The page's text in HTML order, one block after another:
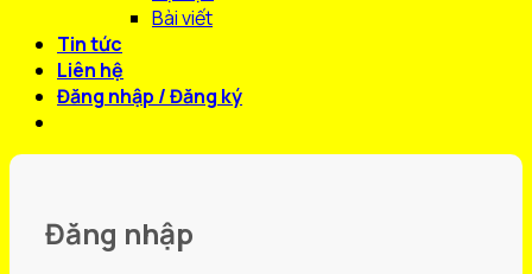
Bài viết
Tin tức
Liên hệ
Đăng nhập / Đăng ký
Đăng nhập